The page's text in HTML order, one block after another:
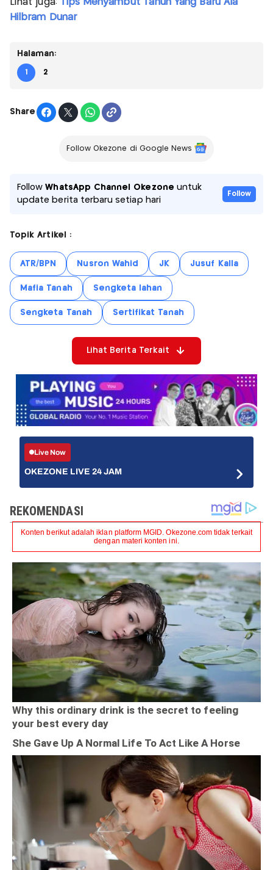
Lihat juga:
Tips Menyambut Tahun Yang Baru Ala
Hilbram Dunar
Halaman:
1 2
Share
Follow Okezone di Google News
FollowWhatsApp Channel Okezone untuk
update berita terbaru setiap hari
Follow
Topik Artikel :
ATR/BPN Nusron Wahid JK Jusuf Kalla
Mafia Tanah Sengketa lahan
Sengketa Tanah Sertifikat Tanah
Lihat Berita Terkait
Live Now
OKEZONE LIVE 24 JAM